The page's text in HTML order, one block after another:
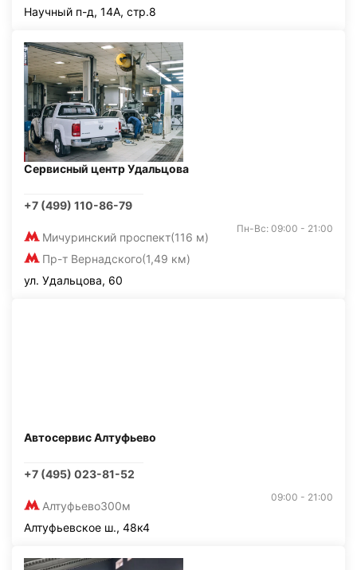
Научный п-д, 14А, стр.8
Сервисный центр Удальцова
+7 (499) 110-86-79
Мичуринский проспект(116 м)
Пр-т Вернадского(1,49 км)
Пн-Вс: 09:00 - 21:00
ул. Удальцова, 60
Автосервис Алтуфьево
+7 (495) 023-81-52
Алтуфьево300м
09:00 - 21:00
Алтуфьевское ш., 48к4